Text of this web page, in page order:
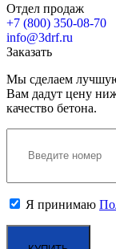
Отдел продаж
+7 (800) 350-08-70
info@3drf.ru
Заказать
Мы сделаем
Вам дадут цену
качество бетона.
Я принимаю